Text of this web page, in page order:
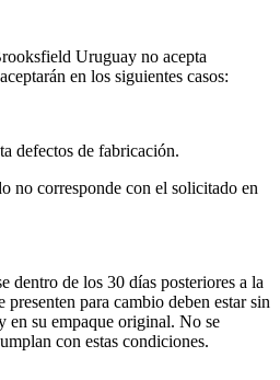
Uruguay no acepta
en los siguientes casos:
defectos de fabricación.
no corresponde con el solicitado en
dentro de los 30 días posteriores a la
para cambio deben estar sin
en su empaque original. No se
con estas condiciones.